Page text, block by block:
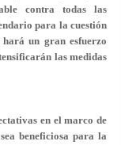
contra todas las
para la cuestión
un gran esfuerzo
las medidas
en el marco de
beneficiosa para la